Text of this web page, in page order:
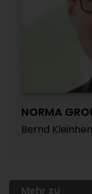
NORMA
Bernd
Mehr zu